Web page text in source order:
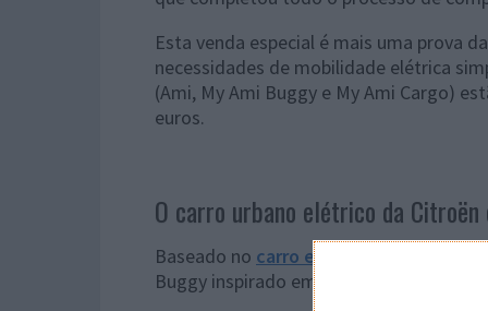
Esta venda especial é mais uma prova
necessidades de mobilidade elétrica
(Ami, My Ami Buggy e My Ami Cargo)
euros.
O carro urbano elétrico da
Baseado no carro elétrico Ami de 2,41
Buggy inspirado em off-road foi